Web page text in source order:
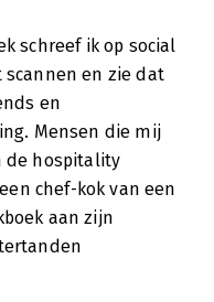
schreef ik op social
scannen en zie dat
en
Mensen die mij
de hospitality
chef-kok van een
aan zijn